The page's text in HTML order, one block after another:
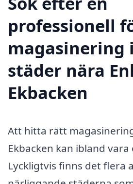
professionell
magasinering
städer nära
Ekbacken
Att hitta rätt
Ekbacken kan ibland
Lyckligtvis finns det flera